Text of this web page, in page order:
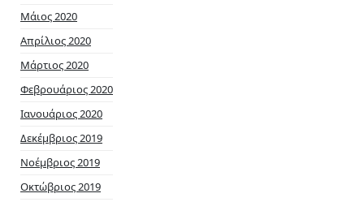
Μάιος 2020
Απρίλιος 2020
Μάρτιος 2020
Φεβρουάριος 2020
Ιανουάριος 2020
Δεκέμβριος 2019
Νοέμβριος 2019
Οκτώβριος 2019